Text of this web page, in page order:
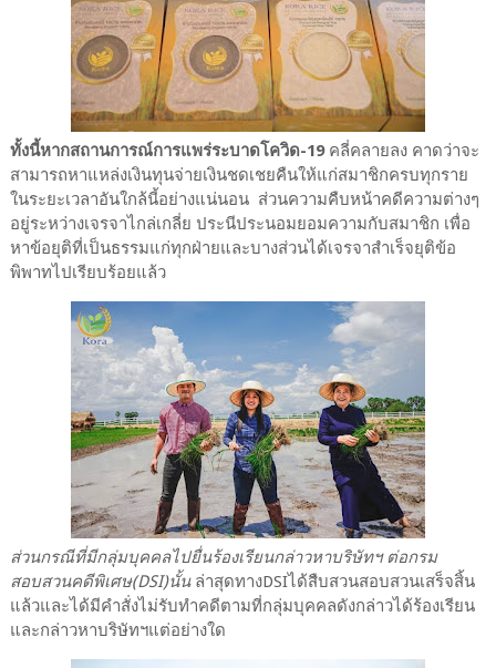
ทั้งนี้หากสถานการณ์การแพร่ระบาดโควิด-19คลี่คลายลง คาดว่าจะ
สามารถหาแหล่งเงินทุนจ่ายเงินชดเชยคืนให้แก่สมาชิกครบทุกราย
ในระยะเวลาอันใกล้นี้อย่างแน่นอน ส่วนความคืบหน้าคดีความต่างๆ
อยู่ระหว่างเจรจาไกล่เกลี่ย ประนีประนอมยอมความกับสมาชิก เพื่อ
หาข้อยุติที่เป็นธรรมแก่ทุกฝ่ายและบางส่วนได้เจรจาสำเร็จยุติข้อ
พิพาทไปเรียบร้อยแล้ว
ส่วนกรณีที่มีกลุ่มบุคคลไปยื่นร้องเรียนกล่าวหาบริษัทฯ ต่อกรม
สอบสวนคดีพิเศษ(DSI)นั้นล่าสุดทางDSIได้สืบสวนสอบสวนเสร็จสิ้น
แล้วและได้มีคำสั่งไม่รับทำคดีตามที่กลุ่มบุคคลดังกล่าวได้ร้องเรียน
และกล่าวหาบริษัทฯแต่อย่างใด